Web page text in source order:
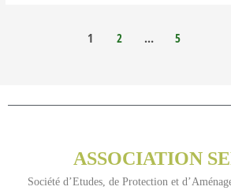
1 2 … 5
ASSOCIATION
Société d’Etudes, de Protection et